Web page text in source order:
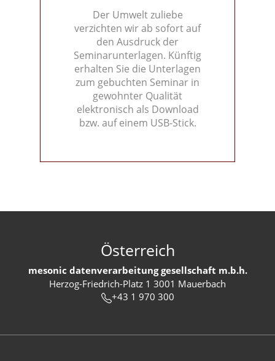
Der Umwelt zuliebe
verzichten wir ab sofort auf
den Ausdruck der
Seminarunterlagen. Künftig
erhalten Sie die Unterlagen
zum gebuchten Seminar in
gewohnter Qualität
elektronisch als Download
bzw. auf einem USB-Stick.
Österreich
mesonic datenverarbeitung gesellschaft m.b.h.
Herzog-Friedrich-Platz 1 3001 Mauerbach
+43 1 970 300